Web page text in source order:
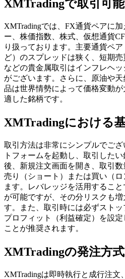
XMTradingで取引可
XMTradingでは、FX通貨ペアに
ー、株価指数、株式、仮想通貨
り扱っております。主要通貨ペ
ど）のスプレッドは狭く、短期
などの貴金属取引はインフレヘ
がございます。さらに、原油や
品は世界情勢によって価格変動
適した銘柄です。
XMTradingにおける
取引方法は非常にシンプルでご
トフォームを起動し、取引した
後、新規注文画面を開き、取引数
売り（ショート）または買い（
ます。レバレッジを活用すること
が可能ですが、その分リスクも
す。また、取引時には必ずスト
プロフィット（利益確定）を設
ことが推奨されます。
XMTradingの発注方式
XMTradingは即時執行と成行注文